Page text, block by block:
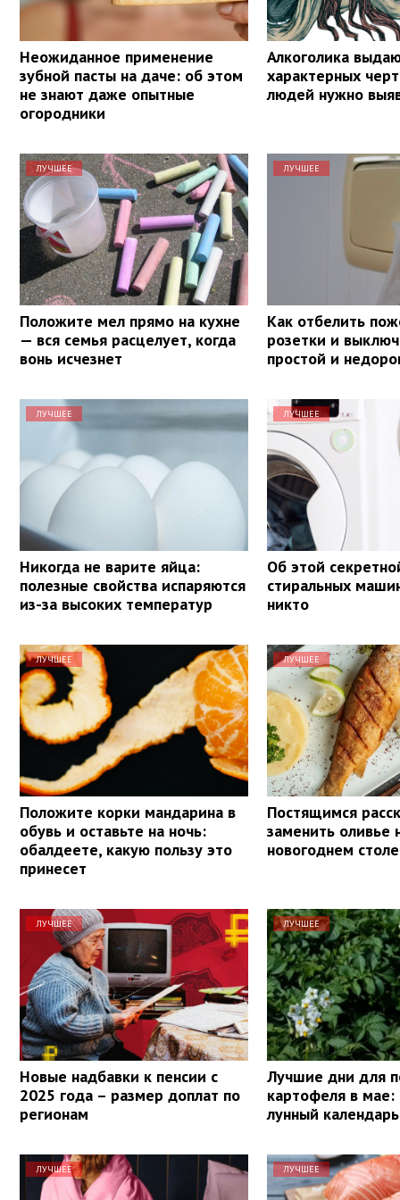
Неожиданное применение
зубной пасты на даче: об этом
не знают даже опытные
огородники
Алкоголика
характерных
людей нужно
ЛУЧШЕЕ
Положите мел прямо на кухне
— вся семья расцелует, когда
вонь исчезнет
ЛУЧШЕЕ
Как отбелить
розетки и
простой и
ЛУЧШЕЕ
Никогда не варите яйца:
полезные свойства испаряются
из-за высоких температур
ЛУЧШЕЕ
Об этой
стиральных
никто
ЛУЧШЕЕ
Положите корки мандарина в
обувь и оставьте на ночь:
обалдеете, какую пользу это
принесет
ЛУЧШЕЕ
Постящимся
заменить оливье
новогоднем столе
ЛУЧШЕЕ
Новые надбавки к пенсии с
2025 года – размер доплат по
регионам
ЛУЧШЕЕ
Лучшие дни для
картофеля в мае:
лунный календарь
ЛУЧШЕЕ ЛУЧШЕЕ